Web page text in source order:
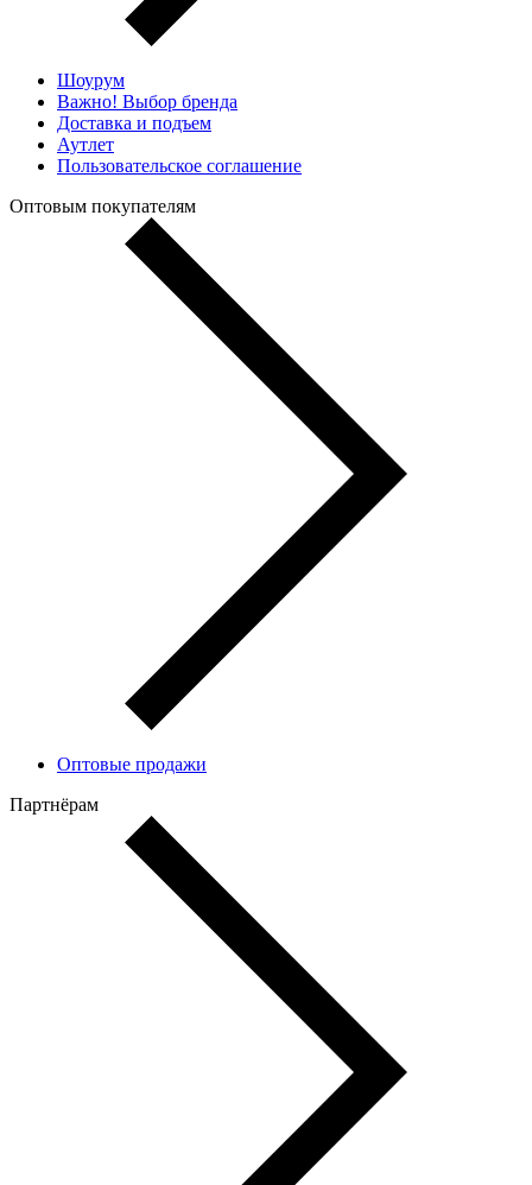
Шоурум
Важно! Выбор бренда
Доставка и подъем
Аутлет
Пользовательское соглашение
Оптовым покупателям
Оптовые продажи
Партнёрам